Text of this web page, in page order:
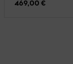
469,00 €